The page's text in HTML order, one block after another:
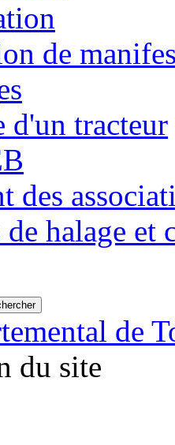
de
d'un tracteur
des
halage et
de
du site